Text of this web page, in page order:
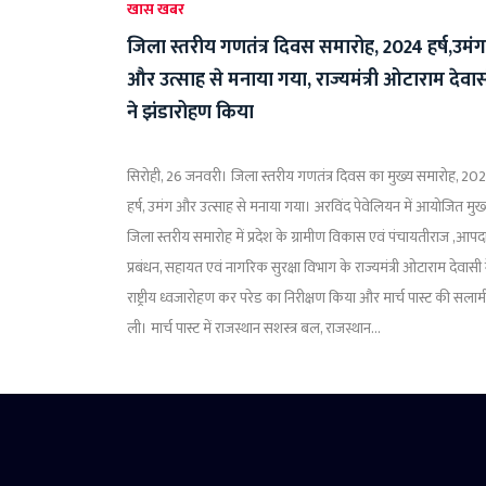
खास खबर
जिला स्तरीय गणतंत्र दिवस समारोह, 2024 हर्ष,उमंग
और उत्साह से मनाया गया, राज्यमंत्री ओटाराम
ने झंडारोहण किया
सिरोही, 26 जनवरी। जिला स्तरीय गणतंत्र दिवस का मुख्य समारोह,
हर्ष, उमंग और उत्साह से मनाया गया। अरविंद पेवेलियन में आयोजित
जिला स्तरीय समारोह में प्रदेश के ग्रामीण विकास एवं पंचायतीराज
प्रबंधन, सहायत एवं नागरिक सुरक्षा विभाग के राज्यमंत्री ओटाराम
राष्ट्रीय ध्वजारोहण कर परेड का निरीक्षण किया और मार्च पास्ट की
ली। मार्च पास्ट में राजस्थान सशस्त्र बल, राजस्थान...